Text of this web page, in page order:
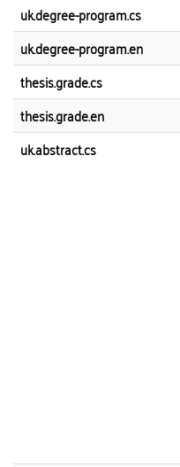
uk.degree-program.cs
uk.degree-program.en
thesis.grade.cs
thesis.grade.en
uk.abstract.cs